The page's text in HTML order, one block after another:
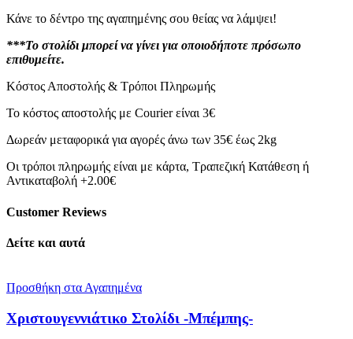
Κάνε το δέντρο της αγαπημένης σου θείας να λάμψει!
***Το στολίδι μπορεί να γίνει για οποιοδήποτε πρόσωπο
επιθυμείτε.
Κόστος Αποστολής & Τρόποι Πληρωμής
Το κόστος αποστολής με Courier είναι 3€
Δωρεάν μεταφορικά για αγορές άνω των 35€ έως 2kg
Οι τρόποι πληρωμής είναι με κάρτα, Τραπεζική Κατάθεση ή
Αντικαταβολή +2.00€
Customer Reviews
Δείτε και αυτά
Προσθήκη στα Αγαπημένα
Χριστουγεννιάτικο Στολίδι -Μπέμπης-